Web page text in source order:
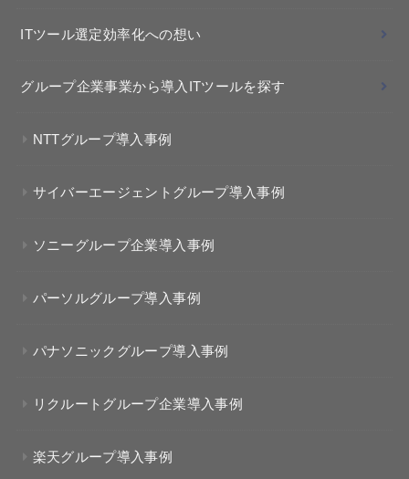
ITツール選定効率化への想い
グループ企業事業から導入ITツールを探す
NTTグループ導入事例
サイバーエージェントグループ導入事例
ソニーグループ企業導入事例
パーソルグループ導入事例
パナソニックグループ導入事例
リクルートグループ企業導入事例
楽天グループ導入事例